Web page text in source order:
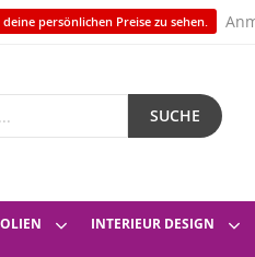
persönlichen Preise zu sehen.
SUCHE
INTERIEUR DESIGN